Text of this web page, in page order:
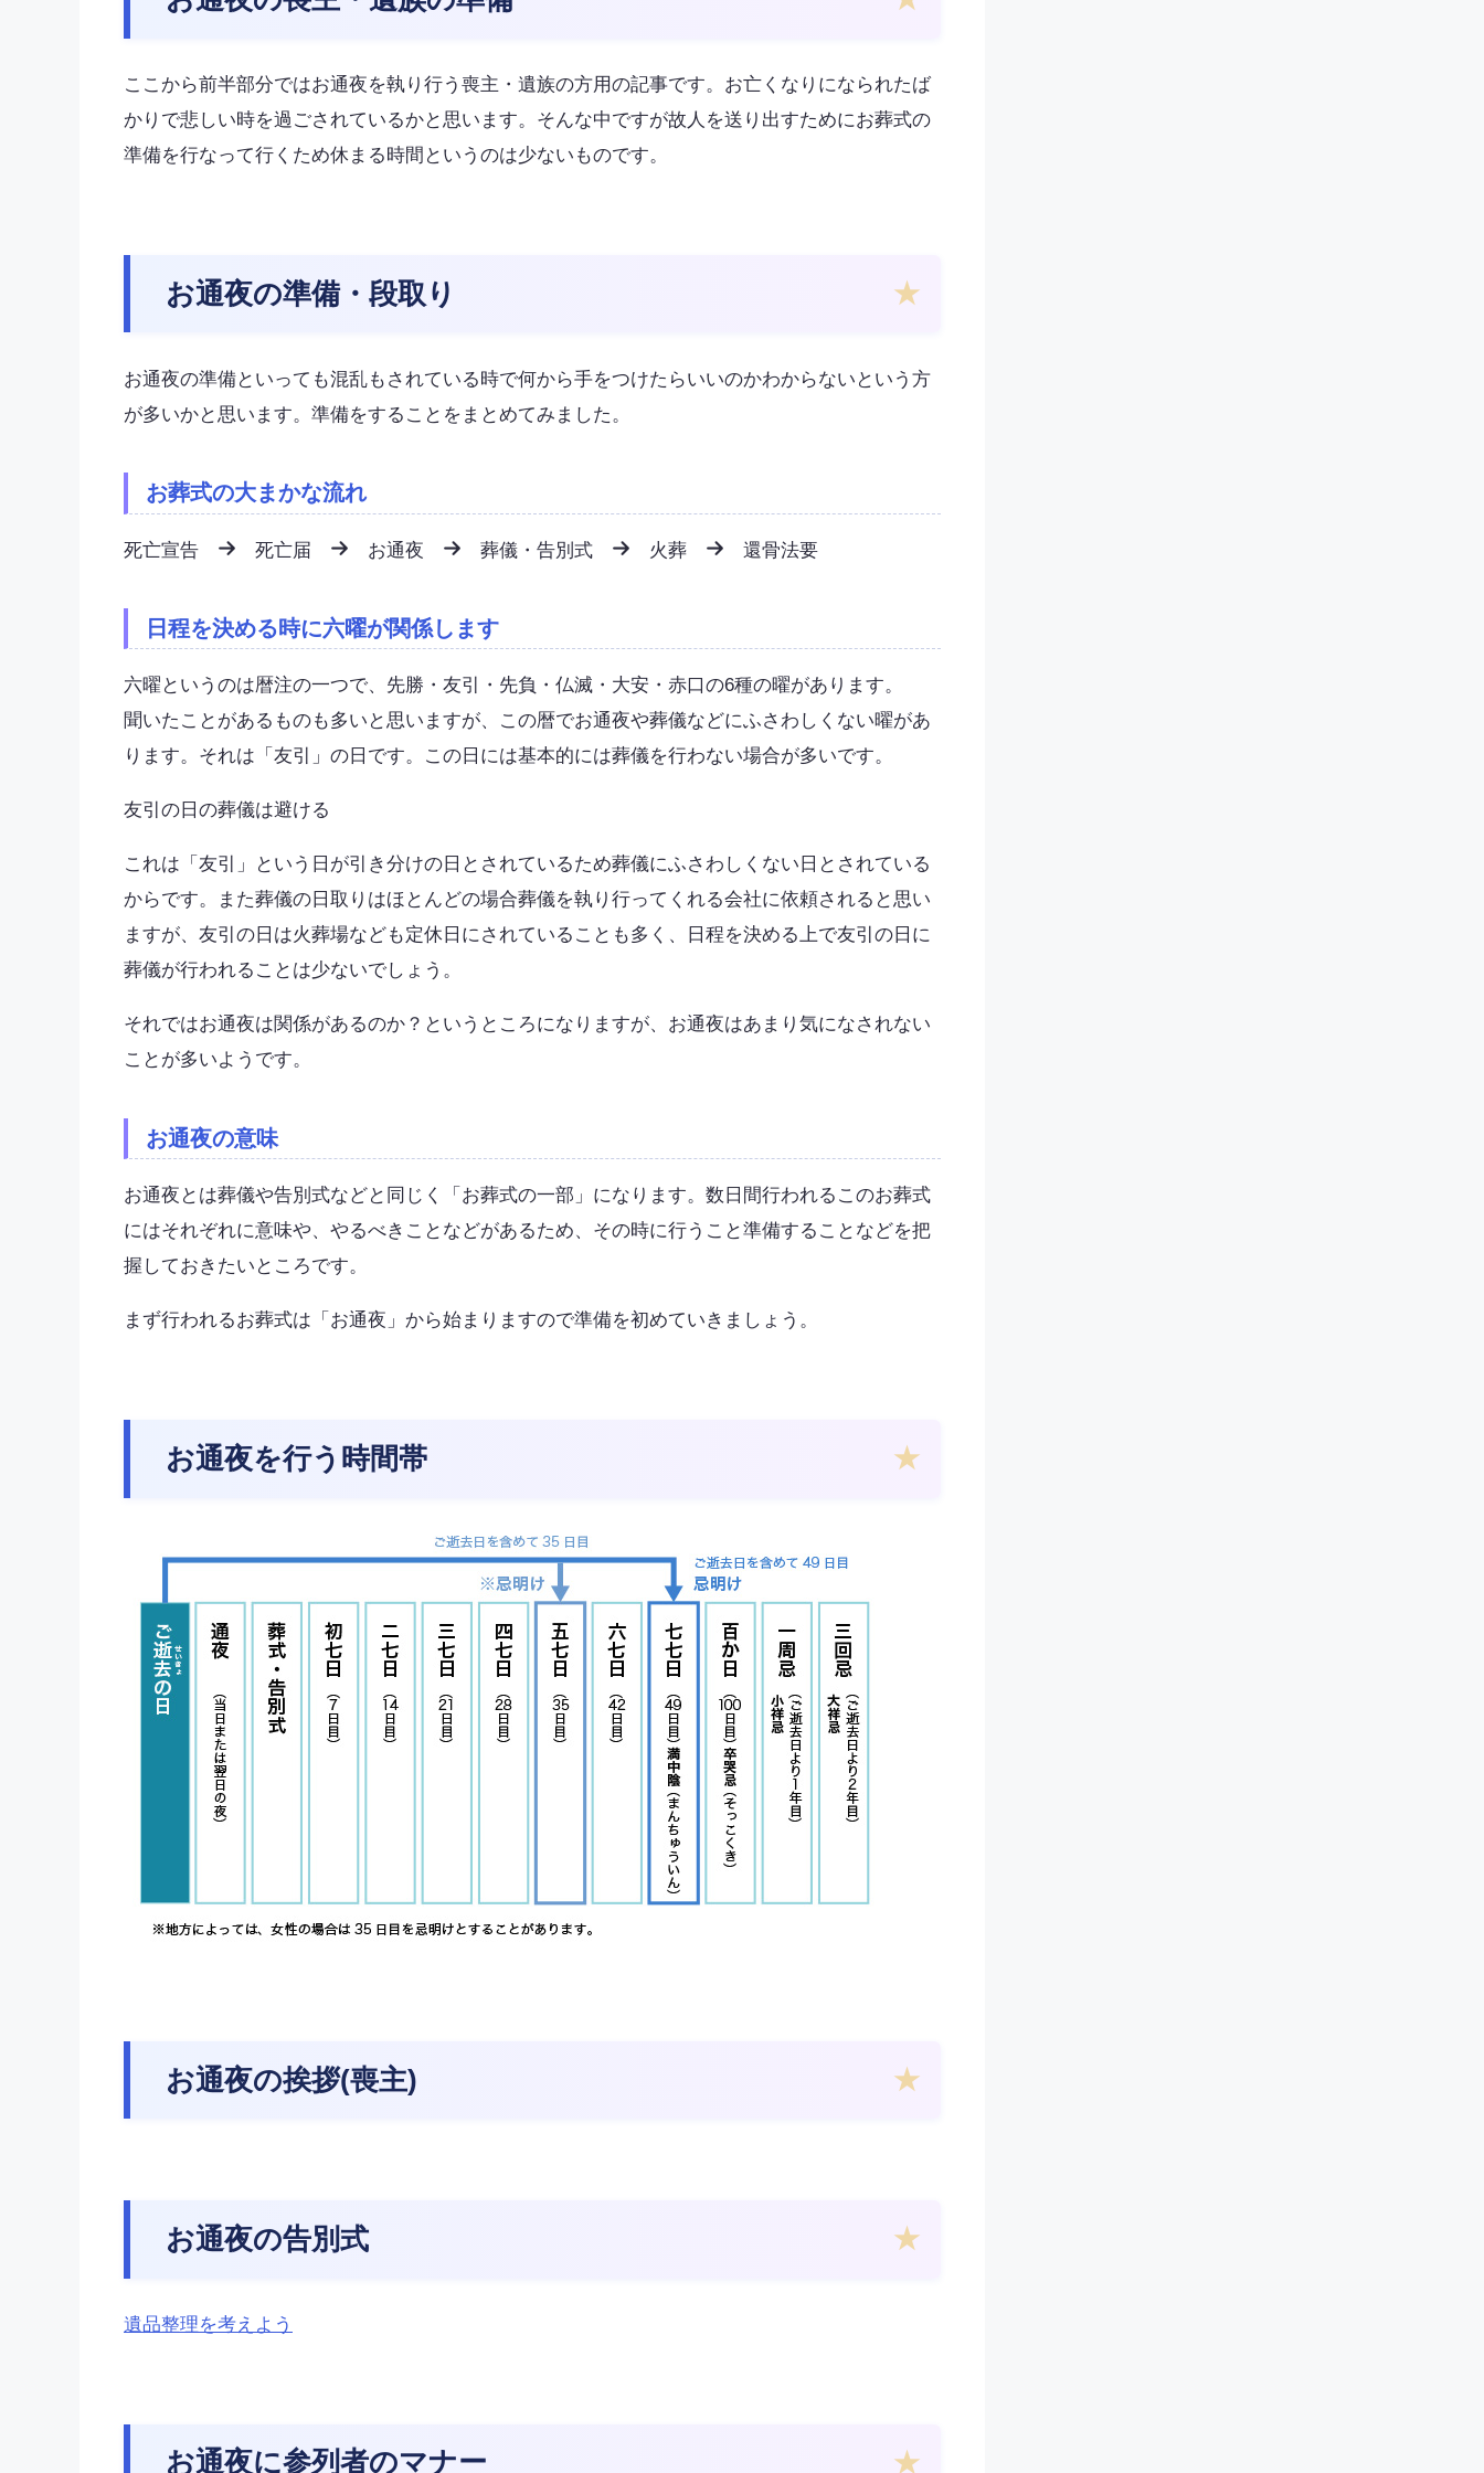
ここから前半部分ではお通夜を執り行う喪主・遺族の方用の記事です。お亡くなりになられたば
かりで悲しい時を過ごされているかと思います。そんな中ですが故人を送り出すためにお葬式の
準備を行なって行くため休まる時間というのは少ないものです。
お通夜の準備・段取り
お通夜の準備といっても混乱もされている時で何から手をつけたらいいのかわからないという方
が多いかと思います。準備をすることをまとめてみました。
お葬式の大まかな流れ
死亡宣告 死亡届 お通夜 葬儀・告別式 火葬 還骨法要
日程を決める時に六曜が関係します
六曜というのは暦注の一つで、先勝・友引・先負・仏滅・大安・赤口の6種の曜があります。
聞いたことがあるものも多いと思いますが、この暦でお通夜や葬儀などにふさわしくない曜があ
ります。それは「友引」の日です。この日には基本的には葬儀を行わない場合が多いです。
友引の日の葬儀は避ける
これは「友引」という日が引き分けの日とされているため葬儀にふさわしくない日とされている
からです。また葬儀の日取りはほとんどの場合葬儀を執り行ってくれる会社に依頼されると思い
ますが、友引の日は火葬場なども定休日にされていることも多く、日程を決める上で友引の日に
葬儀が行われることは少ないでしょう。
それではお通夜は関係があるのか？というところになりますが、お通夜はあまり気になされない
ことが多いようです。
お通夜の意味
お通夜とは葬儀や告別式などと同じく「お葬式の一部」になります。数日間行われるこのお葬式
にはそれぞれに意味や、やるべきことなどがあるため、その時に行うこと準備することなどを把
握しておきたいところです。
まず行われるお葬式は「お通夜」から始まりますので準備を初めていきましょう。
お通夜を行う時間帯
お通夜の挨拶(喪主)
お通夜の告別式
遺品整理を考えよう
お通夜に参列者のマナー